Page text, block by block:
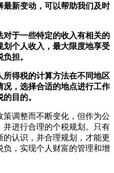
最新变动，可以帮助我们及时
对于一些特定的收入有相关的
个人收入，最大限度地享受
担。
所得税的计算方法在不同地区
，选择合适的地点进行工作
目的。
策调整而不断变化，但作为公
并进行合理的个税规划。只有
认识，并合理规划，才能更
，实现个人财富的管理和增